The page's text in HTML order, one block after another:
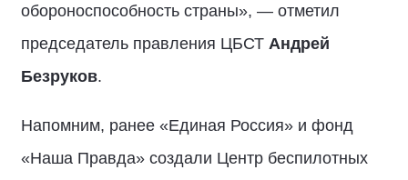
обороноспособность страны», — отметил
председатель правления ЦБСТ Андрей
Безруков.
Напомним, ранее «Единая Россия» и фонд
«Наша Правда» создали Центр беспилотных